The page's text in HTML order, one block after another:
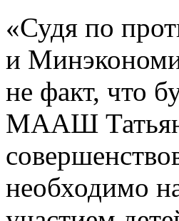
«Судя по
и
не факт, что
МААШ
необходимо